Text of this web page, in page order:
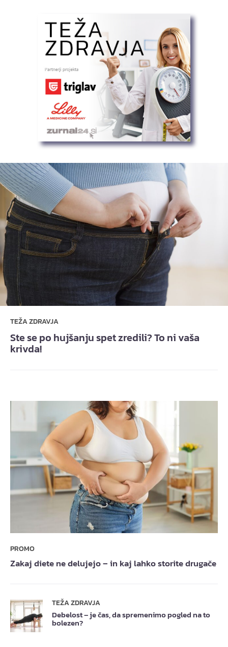
TEŽA ZDRAVJA
Ste se po hujšanju spet zredili? To ni vaša
krivda!
PROMO
Zakaj diete ne delujejo – in kaj lahko storite drugače
TEŽA ZDRAVJA
Debelost – je čas, da spremenimo pogled na to
bolezen?